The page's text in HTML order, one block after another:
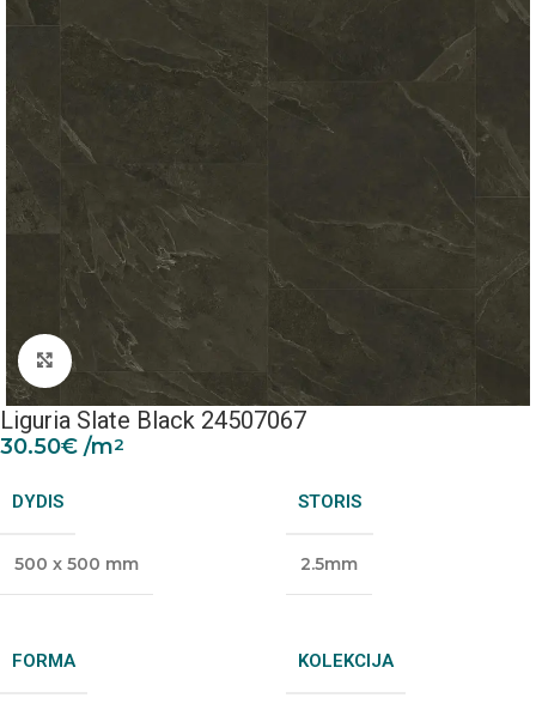
Padidinti nuotrauką
Liguria Slate Black 24507067
30.50€ /m2
DYDIS
500 x 500 mm
STORIS
2.5mm
FORMA KOLEKCIJA